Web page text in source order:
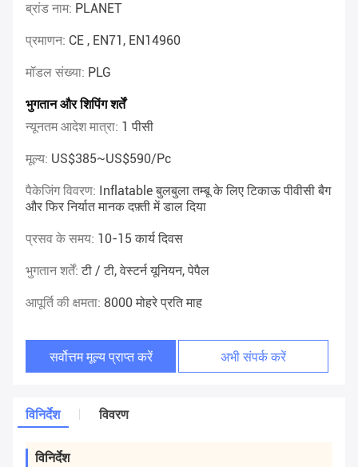
ब्रांड नाम: PLANET
प्रमाणन: CE , EN71, EN14960
मॉडल संख्या: PLG
भुगतान और शिपिंग शर्तें
न्यूनतम आदेश मात्रा: 1 पीसी
मूल्य: US$385~US$590/pc
पैकेजिंग विवरण: Inflatable बुलबुला तम्बू के लिए टिकाऊ पीवीसी बैग
और फिर निर्यात मानक दफ़्ती में डाल दिया
प्रसव के समय: 10-15 कार्य दिवस
भुगतान शर्तें:टी / टी, वेस्टर्न यूनियन, पेपैल
आपूर्ति की क्षमता: 8000 मोहरे प्रति माह
सर्वोत्तम मूल्य प्राप्त करें अभी संपर्क करें
विनिर्देश विवरण
विनिर्देश